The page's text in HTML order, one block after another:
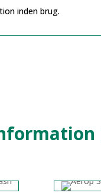
inden brug.